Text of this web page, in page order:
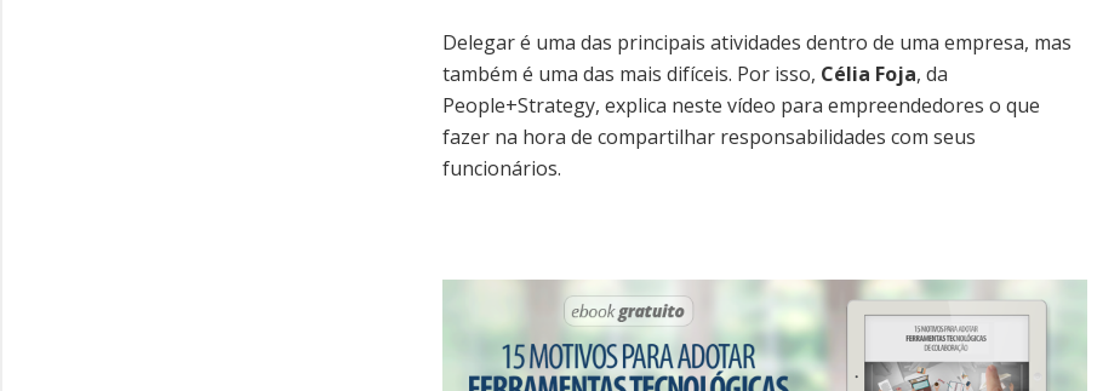
Delegar é uma das principais atividades dentro de uma empresa, mas
também é uma das mais difíceis. Por isso, Célia Foja, da
People+Strategy, explica neste vídeo para empreendedores o que
fazer na hora de compartilhar responsabilidades com seus
funcionários.